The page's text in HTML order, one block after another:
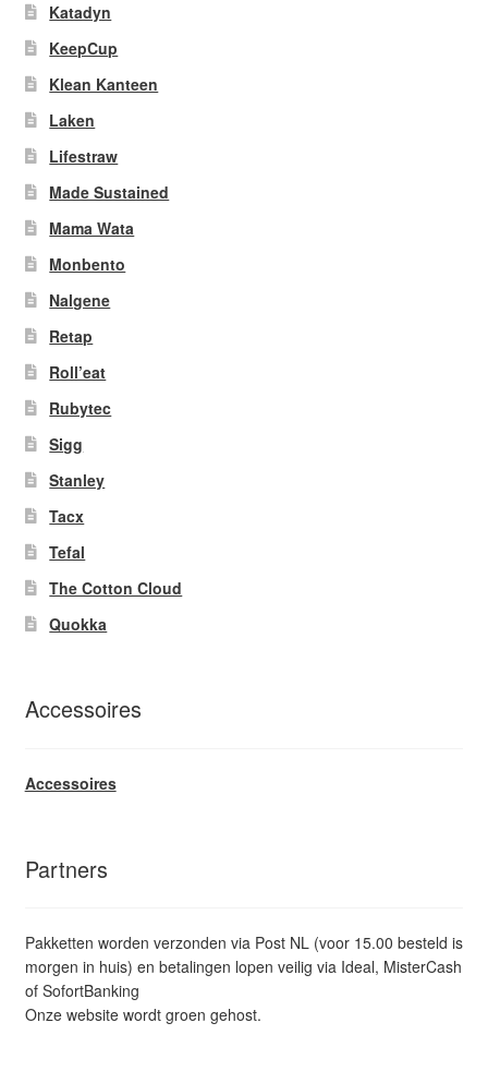
Katadyn
KeepCup
Klean Kanteen
Laken
Lifestraw
Made Sustained
Mama Wata
Monbento
Nalgene
Retap
Roll’eat
Rubytec
Sigg
Stanley
Tacx
Tefal
The Cotton Cloud
Quokka
Accessoires
Accessoires
Partners
Pakketten worden verzonden via Post NL (voor 15.00 besteld is
morgen in huis) en betalingen lopen veilig via Ideal, MisterCash
of SofortBanking
Onze website wordt groen gehost.